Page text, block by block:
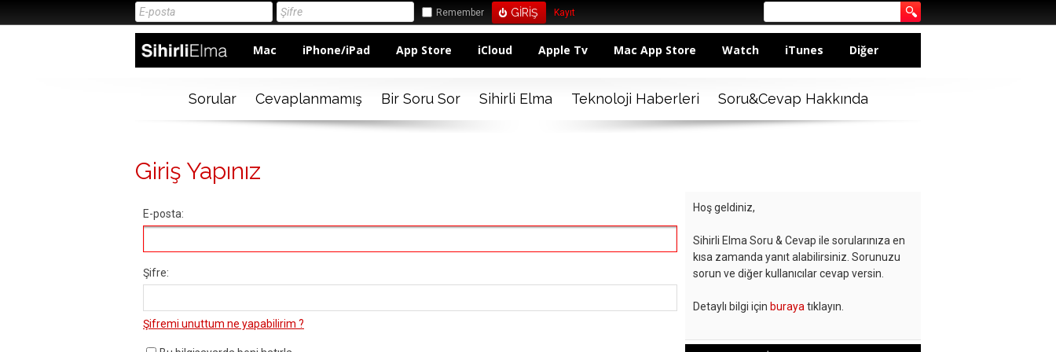
Remember Kayıt
Mac iPhone/iPad App Store iCloud Apple Tv Mac App Store Watch iTunes Diğer
Sorular Cevaplanmamış Bir Soru Sor Sihirli Elma Teknoloji Haberleri Soru&Cevap Hakkında
Giriş Yapınız
E-posta:
Şifre:
Şifremi unuttum ne yapabilirim ?
Hoş geldiniz,
Sihirli Elma Soru & Cevap ile sorularınıza en
kısa zamanda yanıt alabilirsiniz. Sorunuzu
sorun ve diğer kullanıcılar cevap versin.
Detaylı bilgi için buraya tıklayın.